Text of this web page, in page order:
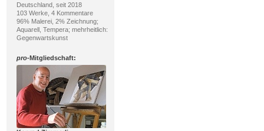
Deutschland, seit 2018
103 Werke, 4 Kommentare
96% Malerei, 2% Zeichnung;
Aquarell, Tempera; mehrheitlich:
Gegenwartskunst
pro-Mitgliedschaft: